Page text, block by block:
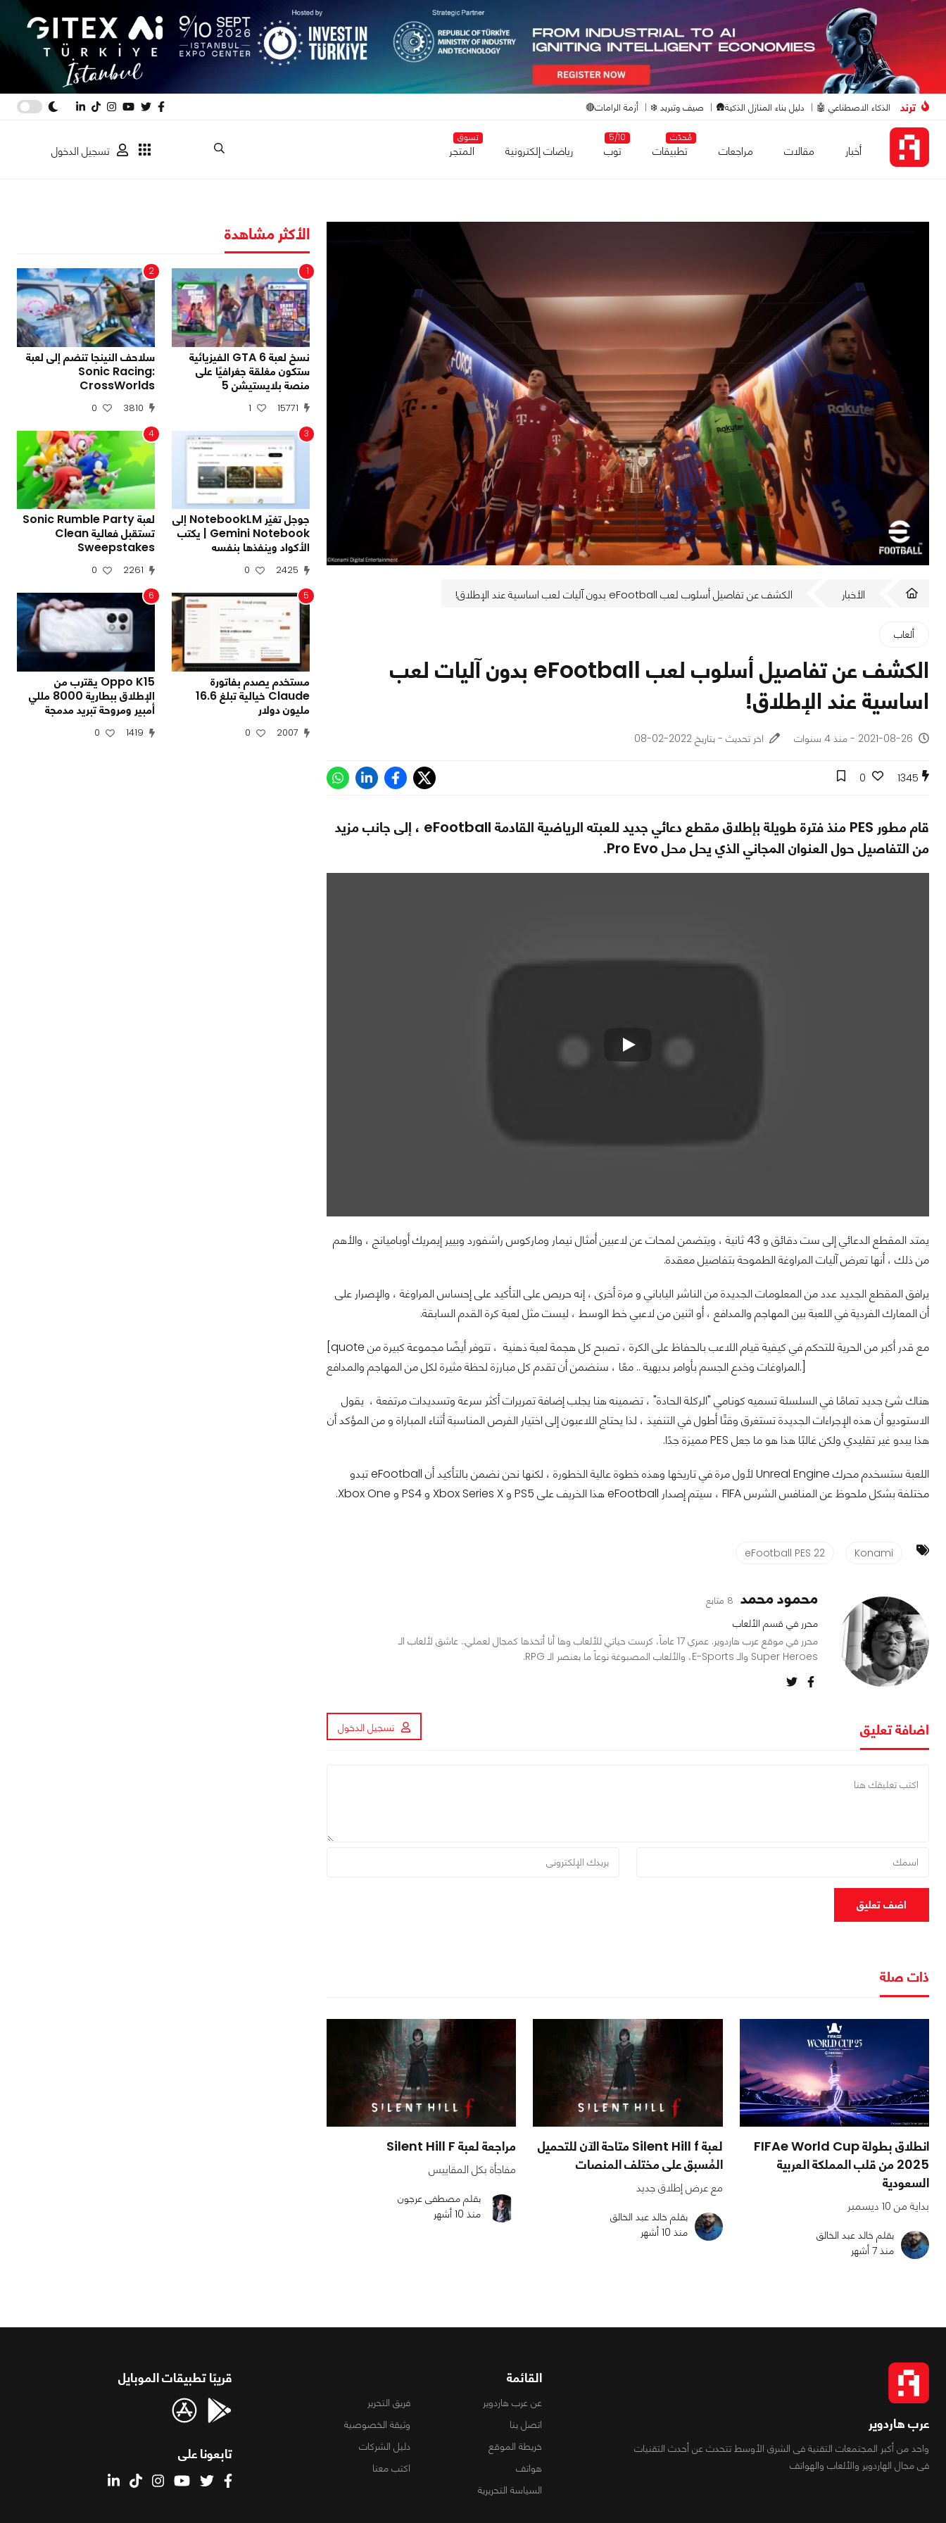
ترند الذكاء الاصطناعي 🤖 دليل بناء المنازل الذكية🛖 صيف وتبريد ❄️ أزمة الرامات🔴
أخبار مقالات مراجعات
مُحدّث
تطبيقات
5/10
توب رياضات إلكترونية
تسوق
المتجر تسجيل الدخول
الأخبار الكشف عن تفاصيل أسلوب لعب eFootball بدون آليات لعب اساسية عند الإطلاق!
ألعاب
الكشف عن تفاصيل أسلوب لعب eFootball بدون آليات لعب
اساسية عند الإطلاق!
2021-08-26 - منذ 4 سنوات اخر تحديث - بتاريخ 2022-02-08
1345
0
قام مطور PES منذ فترة طويلة بإطلاق مقطع دعائي جديد للعبته الرياضية القادمة eFootball ، إلى جانب مزيد
من التفاصيل حول العنوان المجاني الذي يحل محل Pro Evo.
يمتد المقطع الدعائي إلى ست دقائق و 43 ثانية ، ويتضمن لمحات عن لاعبين أمثال نيمار وماركوس راشفورد وبيير إيمريك أوباميانج ، والأهم
من ذلك ، أنها تعرض آليات المراوغة الطموحة بتفاصيل معقدة.
يرافق المقطع الجديد عدد من المعلومات الجديدة من الناشر الياباني و مرة أخرى ، إنه حريص على التأكيد على إحساس المراوغة ، والإصرار على
أن المعارك الفردية في اللعبة بين المهاجم والمدافع ، أو اثنين من لاعبي خط الوسط ، ليست مثل لعبة كرة القدم السابقة.
[quote مع قدر أكبر من الحرية للتحكم في كيفية قيام اللاعب بالحفاظ على الكرة ، تصبح كل هجمة لعبة ذهنية ، تتوفر أيضًا مجموعة كبيرة من
المراوغات وخدع الجسم بأوامر بديهية .. معًا ، سنضمن أن تقدم كل مبارزة لحظة مثيرة لكل من المهاجم والمدافع.]
هناك شئ جديد تمامًا في السلسلة تسميه كونامي "الركلة الحادة" ، تضمينه هنا يجلب إضافة تمريرات أكثر سرعة وتسديدات مرتفعة ، يقول
الاستوديو أن هذه الإجراءات الجديدة تستغرق وقتًا أطول في التنفيذ ، لذا يحتاج اللاعبون إلى اختيار الفرص المناسبة أثناء المباراة و من المؤكد أن
هذا يبدو غير تقليدي ولكن غالبًا هذا هو ما جعل PES مميزة جدًا.
اللعبة ستسخدم محرك Unreal Engine لأول مرة في تاريخها وهذه خطوة عالية الخطورة ، لكنها نحن نضمن بالتأكيد أن eFootball تبدو
مختلفة بشكل ملحوظ عن المنافس الشرس FIFA ، سيتم إصدار eFootball هذا الخريف على PS5 و Xbox Series X و PS4 و Xbox One.
Konami
eFootball PES 22
محمود محمد 8 متابع
محرر في قسم الألعاب
محرر في موقع عرب هاردوير. عمري 17 عاماً، كرست حياتي للألعاب وها أنا أتخذها كمجال لعملي.. عاشق لألعاب الـ
Super Heroes والـ E-Sports، والألعاب المصبوغة نوعاً ما بعنصر الـ RPG.
اضافة تعليق تسجيل الدخول
اضف تعليق
ذات صلة
انطلاق بطولة FIFAe World Cup
2025 من قلب المملكة العربية
السعودية
بداية من 10 ديسمبر
بقلم خالد عبد الخالق
منذ 7 أشهر
لعبة Silent Hill f متاحة الآن للتحميل
المُسبق على مختلف المنصات
مع عرض إطلاق جديد
بقلم خالد عبد الخالق
منذ 10 أشهر
مراجعة لعبة Silent Hill F
مفاجأة بكل المقاييس
بقلم مصطفى عرجون
منذ 10 أشهر
الأكثر مشاهدة
1
نسخ لعبة GTA 6 الفيزيائية
ستكون مغلقة جغرافيًا على
منصة بلايستيشن 5
15771
1
2
سلاحف النينجا تنضم إلى لعبة
Sonic Racing:
CrossWorlds
3810
0
3
جوجل تغيّر NotebookLM إلى
Gemini Notebook | يكتب
الأكواد وينفذها بنفسه
2425
0
4
لعبة Sonic Rumble Party
تستقبل فعالية Clean
Sweepstakes
2261
0
5
مستخدم يصدم بفاتورة
Claude خيالية تبلغ 16.6
مليون دولار
2007
0
6
Oppo K15 يقترب من
الإطلاق ببطارية 8000 مللي
أمبير ومروحة تبريد مدمجة
1419
0
عرب هاردوير
واحد من أكبر المجتمعات التقنية فى الشرق الأوسط تتحدث عن أحدث التقنيات
فى مجال الهاردوير والألعاب والهواتف
القائمة
عن عرب هاردوير
فريق التحرير
اتصل بنا
وثيقة الخصوصية
خريطة الموقع
دليل الشركات
هواتف
اكتب معنا
السياسة التحريرية
قريبًا تطبيقات الموبايل
تابعونا على